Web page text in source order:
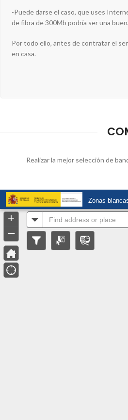
-Puede darse el caso, que uses
de fibra de 300Mb podría ser una
Por todo ello, antes de contratar el
en casa.
Realizar la mejor selección de